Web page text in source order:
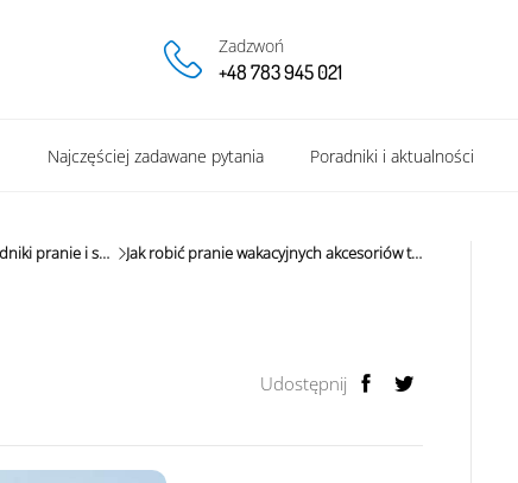
Zadzwoń
+48 783 945 021
Najczęściej zadawane pytania Poradniki i aktualności
Poradniki pranie i suszenie Jak robić pranie wakacyjnych akcesoriów tekstylnych ?
Udostępnij